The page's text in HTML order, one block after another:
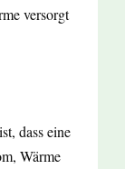
versorgt
dass eine
Wärme